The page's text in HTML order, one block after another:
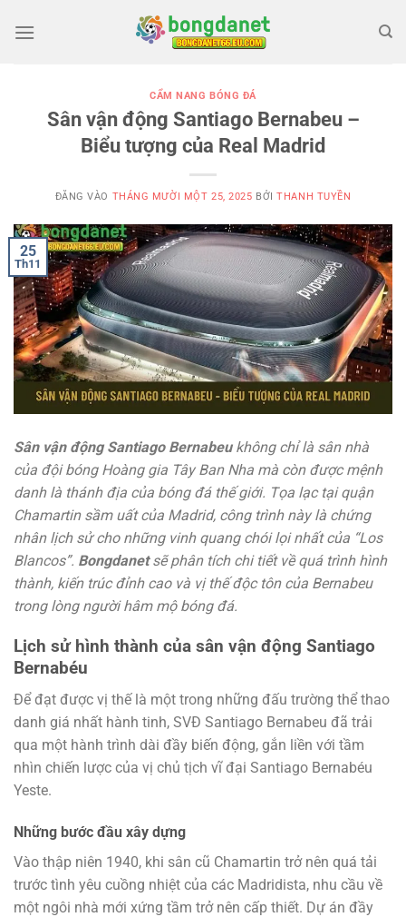
qua
CẨM NANG BÓNG ĐÁ
Sân vận động Santiago Bernabeu –
Biểu tượng của Real Madrid
ĐĂNG VÀO THÁNG MƯỜI MỘT 25, 2025 BỞITHANH TUYỀN
25
Th11
Sân vận động Santiago Bernabeu không chỉ là sân nhà
của đội bóng Hoàng gia Tây Ban Nha mà còn được mệnh
danh là thánh địa của bóng đá thế giới. Tọa lạc tại quận
Chamartin sầm uất của Madrid, công trình này là chứng
nhân lịch sử cho những vinh quang chói lọi nhất của “Los
Blancos”. Bongdanetsẽ phân tích chi tiết về quá trình hình
thành, kiến trúc đỉnh cao và vị thế độc tôn của Bernabeu
trong lòng người hâm mộ bóng đá.
Lịch sử hình thành của sân vận động Santiago
Bernabéu
Để đạt được vị thế là một trong những đấu trường thể thao
danh giá nhất hành tinh, SVĐ Santiago Bernabeu đã trải
qua một hành trình dài đầy biến động, gắn liền với tầm
nhìn chiến lược của vị chủ tịch vĩ đại Santiago Bernabéu
Yeste.
Những bước đầu xây dựng
Vào thập niên 1940, khi sân cũ Chamartin trở nên quá tải
trước tình yêu cuồng nhiệt của các Madridista, nhu cầu về
một ngôi nhà mới xứng tầm trở nên cấp thiết. Dự án đầy